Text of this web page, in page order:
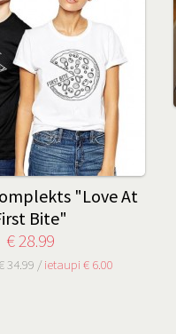
"Love At
Bite"
€ 28.99
34.99 / ietaupi € 6.00